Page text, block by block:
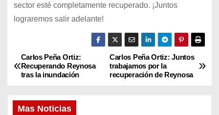
sector esté completamente recuperado. ¡Juntos
lograremos salir adelante!
N
a
v
Carlos Peña Ortiz: Juntos
trabajamos por la
recuperación de Reynosa
Carlos Peña Ortiz:
Recuperando Reynosa
tras la inundación
Mas Noticias